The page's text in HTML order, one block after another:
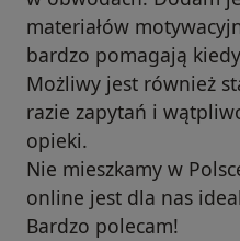
materiałów
bardzo pomagają
Możliwy jest również
razie zapytań i
opieki.
Nie mieszkamy w
online jest dla nas
Bardzo polecam!